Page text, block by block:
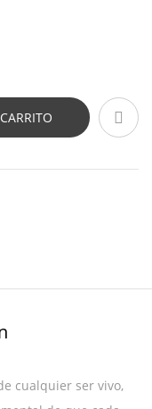
cualquier ser vivo,